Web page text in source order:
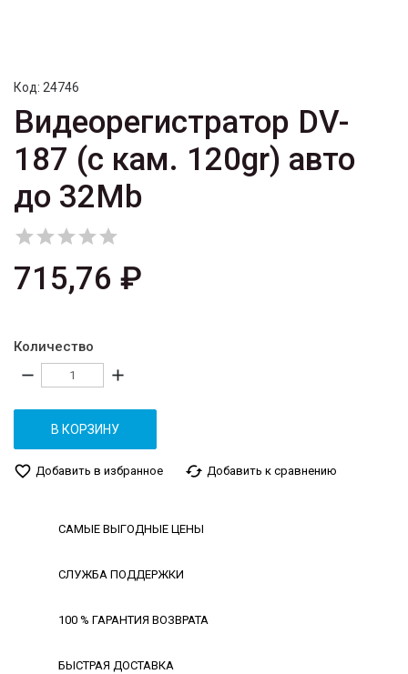
Код: 24746
Видеорегистратор DV-
187 (с кам. 120gr) авто
до 32Mb

715,76 ₽
Количество
remove add
В КОРЗИНУ
favorite_border Добавить в избранное cached Добавить к сравнению
САМЫЕ ВЫГОДНЫЕ ЦЕНЫ
СЛУЖБА ПОДДЕРЖКИ
100 % ГАРАНТИЯ ВОЗВРАТА
БЫСТРАЯ ДОСТАВКА